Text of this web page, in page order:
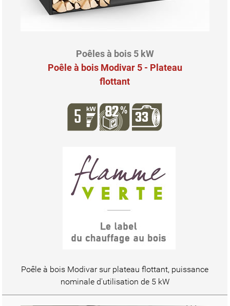
Poêles à bois 5 kW
Poêle à bois Modivar 5 - Plateau
flottant
Poêle à bois Modivar sur plateau flottant, puissance
nominale d'utilisation de 5 kW